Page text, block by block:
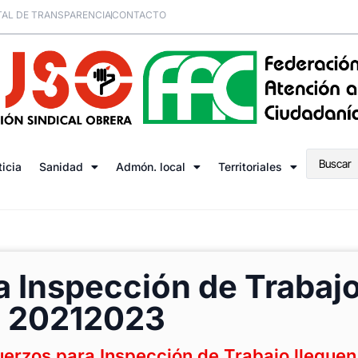
DE TRANSPARENCIACONTACTO
Sanidad Admón. local Territoriales
Inspección de